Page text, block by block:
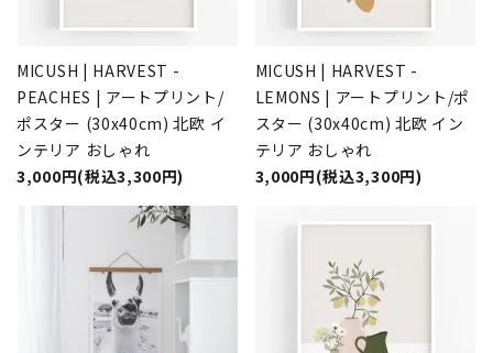
MICUSH | HARVEST -
PEACHES | アートプリント/
ポスター (30x40cm) 北欧 イ
ンテリア おしゃれ
3,000円(税込3,300円)
MICUSH | HARVEST -
LEMONS | アートプリント/ポ
スター (30x40cm) 北欧 イン
テリア おしゃれ
3,000円(税込3,300円)